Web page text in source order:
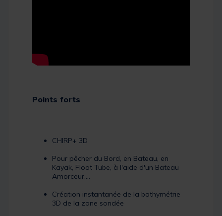
Points forts
CHIRP+ 3D
Pour pêcher du Bord, en Bateau, en
Kayak, Float Tube, à l'aide d'un Bateau
Amorceur,...
Création instantanée de la bathymétrie
3D de la zone sondée